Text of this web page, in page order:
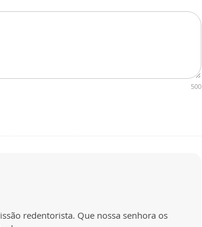
500
redentorista. Que nossa senhora os